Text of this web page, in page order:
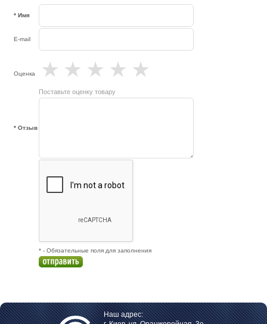
* Имя
E-mail
Оценка ★
★
★
★
★
Поставьте оценку товару
* Отзыв
* - Обязательные поля для заполнения
Наш адрес: